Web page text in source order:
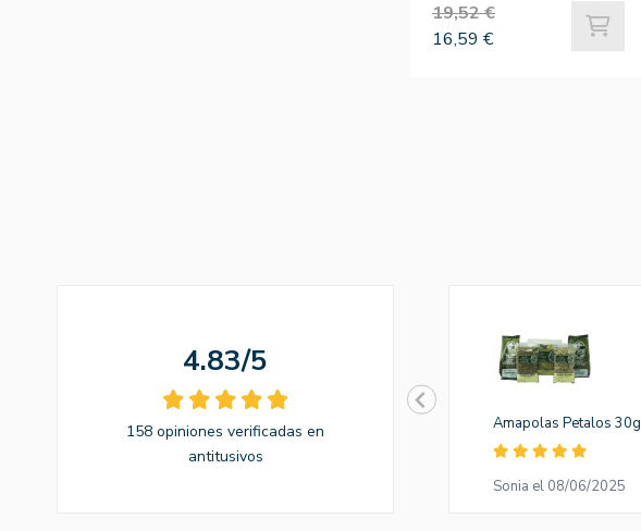
19,52 €
16,59 €
4.83/5
158 opiniones verificadas en
antitusivos
Amapolas Petalos 30g
Sonia el 08/06/2025